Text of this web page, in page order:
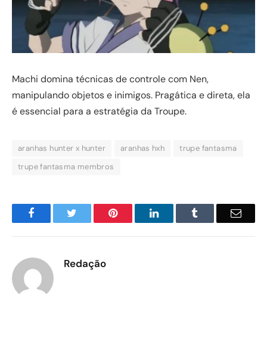
Machi domina técnicas de controle com Nen,
manipulando objetos e inimigos. Pragática e direta, ela
é essencial para a estratégia da Troupe.
aranhas hunter x hunter aranhas hxh
trupe fantasma
trupe fantasma membros
Facebook Pinterest LinkedIn Email
Redação